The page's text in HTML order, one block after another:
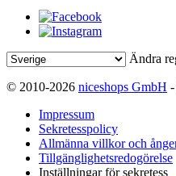
Ändra
© 2010-2026 niceshops GmbH
Impressum
Sekretesspolicy
Allmänna villkor och
Tillgänglighetsredogörelse
Inställningar för sekretess